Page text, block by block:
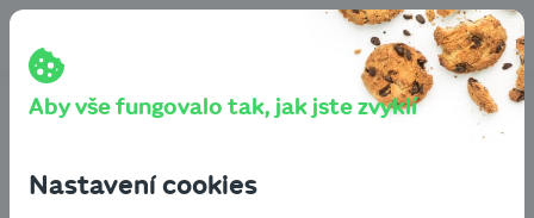
Přeskočit na obsah
Jaké jsou vyhlídky české ekonomiky pro rok 2021?
Přinášíme názorový sumář a 4 praktické tipy
Jaké jsou vyhlídky české
Aby vše fungovalo tak, jak jste zvyklí
Nastavení cookies